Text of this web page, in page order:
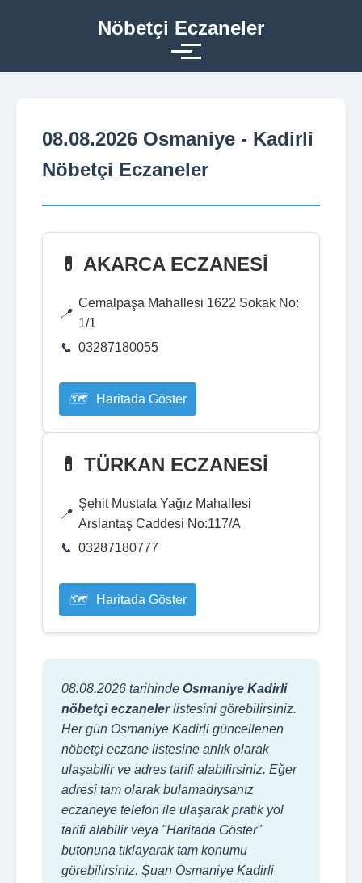
Nöbetçi Eczaneler
08.08.2026 Osmaniye - Kadirli
Nöbetçi Eczaneler
💊 AKARCA ECZANESİ
Cemalpaşa Mahallesi 1622 Sokak No:
1/1
03287180055
Haritada Göster
💊 TÜRKAN ECZANESİ
Şehit Mustafa Yağız Mahallesi
Arslantaş Caddesi No:117/A
03287180777
Haritada Göster
08.08.2026 tarihinde Osmaniye Kadirli
nöbetçi eczanelerlistesini görebilirsiniz.
Her gün Osmaniye Kadirli güncellenen
nöbetçi eczane listesine anlık olarak
ulaşabilir ve adres tarifi alabilirsiniz. Eğer
adresi tam olarak bulamadıysanız
eczaneye telefon ile ulaşarak pratik yol
tarifi alabilir veya "Haritada Göster"
butonuna tıklayarak tam konumu
görebilirsiniz. Şuan Osmaniye Kadirli